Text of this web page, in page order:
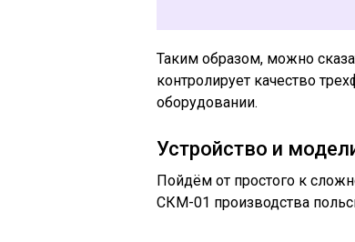
Таким образом, можно
контролирует качество
оборудовании.
Устройство и
Пойдём от простого к
СКМ-01 производства